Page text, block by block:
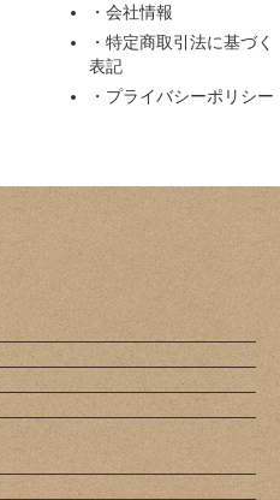
・会社情報
・特定商取引法に基づく
表記
・プライバシーポリシー